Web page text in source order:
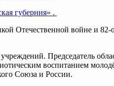
губерния» .
Отечественной войне и
Председатель
воспитанием
Союза и России.